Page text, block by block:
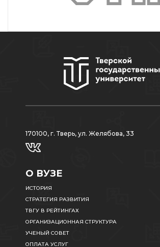
170100, г. Тверь, ул. Желябова, 33
О ВУЗЕ
ИСТОРИЯ
СТРАТЕГИЯ РАЗВИТИЯ
ТВГУ В РЕЙТИНГАХ
ОРГАНИЗАЦИОННАЯ СТРУКТУРА
УЧЕНЫЙ СОВЕТ
ОПЛАТА УСЛУГ